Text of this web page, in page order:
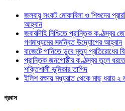
জলবায়ু সংকট মোকাবিলা ও শিশুদের
আহ্বান
জবাবদিহি নিশ্চিতে প্রান্তিক কণ্ঠস্বর
গণমাধ্যমের সমন্বিত উদ্যোগের আহ্বান
বাজেটে পানিতে ডুবে মৃত্যু প্রতিরোধের
প্রান্তিক জনগোষ্ঠীর কণ্ঠস্বর তুলে
শক্তিশালী ভূমিকার তাগিদ
ইলিশ রক্ষায় মধ্যরাত থেকে মাছ ধরায় ২
প্রবাস